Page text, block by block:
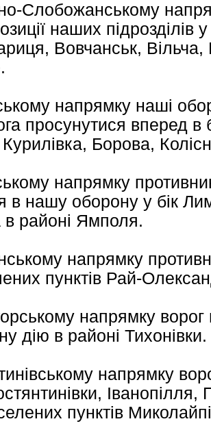
Слобожанському
наших
Вовчанськ,
напрямку наші
просунутися вперед в
Курилівка, Борова,
напрямку
в нашу оборону у бік
в районі Ямполя.
напрямку
пунктів Рай-
напрямку ворог
дію в районі Тихонівки.
напрямку
пунктів